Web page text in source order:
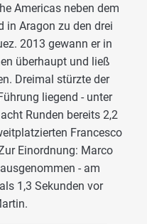
Americas neben dem
in Aragon zu den drei
2013 gewann er in
überhaupt und ließ
Dreimal stürzte der
liegend - unter
Runden bereits 2,2
Francesco
Einordnung: Marco
- am
1,3 Sekunden vor